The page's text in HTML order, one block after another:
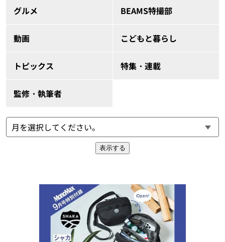
グルメ BEAMS特撮部
動画 こどもと暮らし
トピックス 特集・連載
監修・執筆者
表示する